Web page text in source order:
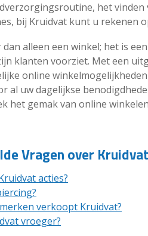
het
bij Kruidvat kunt u rekenen
dan alleen een winkel; het is
klanten voorziet. Met een
online
al uw dagelijkse
het gemak van online
Vragen over
acties?
verkoopt Kruidvat?
vroeger?